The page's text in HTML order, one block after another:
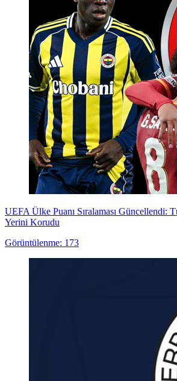
UEFA Ülke Puanı Sıralaması Güncellendi:
Yerini Korudu
Görüntülenme: 173